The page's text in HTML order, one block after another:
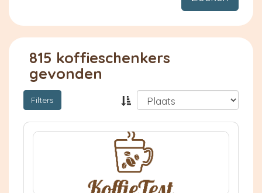
815 koffieschenkers
gevonden
Filters